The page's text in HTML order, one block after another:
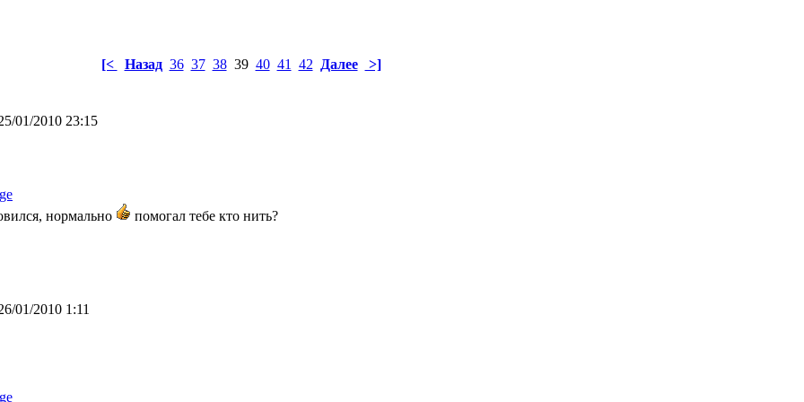
[< Назад 36 37 3839 40 41 42 Далее >]
01/2010 23:15
нормально
помогал тебе кто нить?
01/2010 1:11